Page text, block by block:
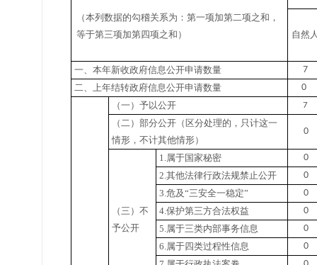
（本列数据的勾稽关系为：第一项加第二项之和，
等于第三项加第四项之和）
自然
一、本年新收政府信息公开申请数量
7
二、上年结转政府信息公开申请数量
0
（一）予以公开 7
（二）部分公开 （区分处理的，只计这一
情形，不计其他情形）
0
（三）不
予公开
1.属于国家秘密
0
2.其他法律行政法规禁止公开
0
3.危及“三安全一稳定”
0
4.保护第三方合法权益
0
5.属于三类内部事务信息
0
6.属于四类过程性信息
0